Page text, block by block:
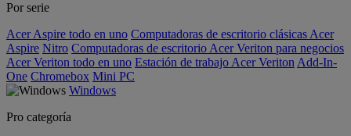
Por serie
Acer Aspire todo en uno Computadoras de escritorio clásicas Acer
Aspire Nitro Computadoras de escritorio Acer Veriton para negocios
Acer Veriton todo en uno Estación de trabajo Acer Veriton Add-In-
One Chromebox Mini PC
Windows
Pro categoría